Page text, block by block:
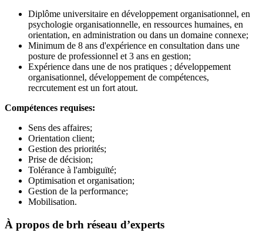
Diplôme universitaire en développement organisationnel, en
psychologie organisationnelle, en ressources humaines, en
orientation, en administration ou dans un domaine connexe;
Minimum de 8 ans d'expérience en consultation dans une
posture de professionnel et 3 ans en gestion;
Expérience dans une de nos pratiques ; développement
organisationnel, développement de compétences,
recrcutement est un fort atout.
Compétences requises:
Sens des affaires;
Orientation client;
Gestion des priorités;
Prise de décision;
Tolérance à l'ambiguïté;
Optimisation et organisation;
Gestion de la performance;
Mobilisation.
À propos de brh réseau d’experts